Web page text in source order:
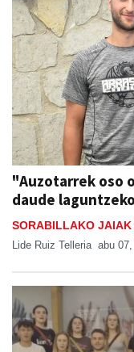
"Auzotarrek oso
daude
SORABILLAKO JAIAK
Lide Ruiz Telleria abu